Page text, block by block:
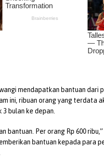
mendapatkan bantuan dari
ini, ribuan orang yang terdata
bulan ke depan.
bantuan. Per orang Rp 600
bantuan kepada para